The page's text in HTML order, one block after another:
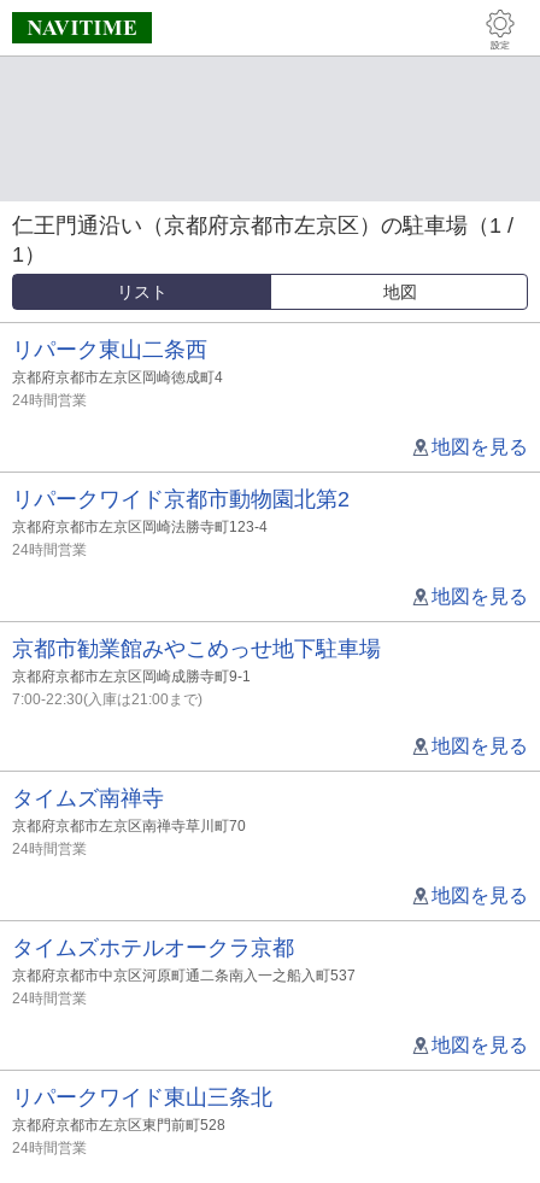
仁王門通沿い（京都府京都市左京区）の駐車場（1 /
1）
リスト 地図
リパーク東山二条西
京都府京都市左京区岡崎徳成町4
24時間営業
地図を見る
リパークワイド京都市動物園北第2
京都府京都市左京区岡崎法勝寺町123-4
24時間営業
地図を見る
京都市勧業館みやこめっせ地下駐車場
京都府京都市左京区岡崎成勝寺町9-1
7:00-22:30(入庫は21:00まで)
地図を見る
タイムズ南禅寺
京都府京都市左京区南禅寺草川町70
24時間営業
地図を見る
タイムズホテルオークラ京都
京都府京都市中京区河原町通二条南入一之船入町537
24時間営業
地図を見る
リパークワイド東山三条北
京都府京都市左京区東門前町528
24時間営業